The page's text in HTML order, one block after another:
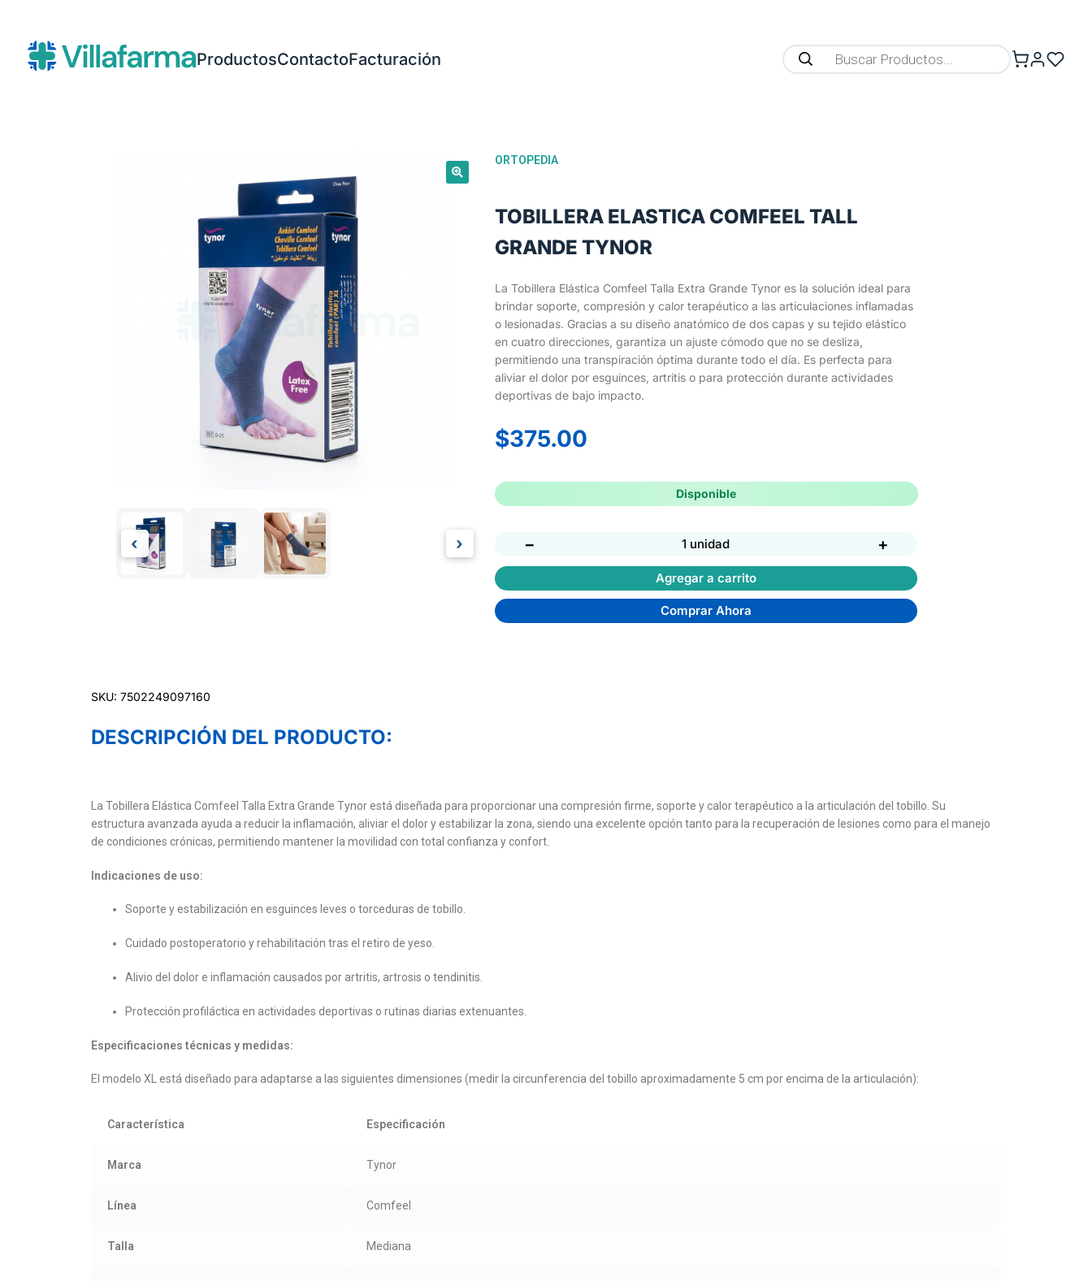
ProductosContactoFacturación
‹ ›
ORTOPEDIA
TOBILLERA ELASTICA COMFEEL TALL
GRANDE TYNOR
La Tobillera Elástica Comfeel Talla Extra Grande Tynor es la solución ideal para
brindar soporte, compresión y calor terapéutico a las articulaciones inflamadas
o lesionadas. Gracias a su diseño anatómico de dos capas y su tejido elástico
en cuatro direcciones, garantiza un ajuste cómodo que no se desliza,
permitiendo una transpiración óptima durante todo el día. Es perfecta para
aliviar el dolor por esguinces, artritis o para protección durante actividades
deportivas de bajo impacto.
$375.00
Disponible
− 1 unidad +
Agregar a carrito
Comprar Ahora
SKU: 7502249097160
DESCRIPCIÓN DEL PRODUCTO:
La Tobillera Elástica Comfeel Talla Extra Grande Tynor está diseñada para proporcionar una compresión firme, soporte y calor terapéutico a la articulación del tobillo. Su
estructura avanzada ayuda a reducir la inflamación, aliviar el dolor y estabilizar la zona, siendo una excelente opción tanto para la recuperación de lesiones como para el manejo
de condiciones crónicas, permitiendo mantener la movilidad con total confianza y confort.
Indicaciones de uso:
Soporte y estabilización en esguinces leves o torceduras de tobillo.
Cuidado postoperatorio y rehabilitación tras el retiro de yeso.
Alivio del dolor e inflamación causados por artritis, artrosis o tendinitis.
Protección profiláctica en actividades deportivas o rutinas diarias extenuantes.
Especificaciones técnicas y medidas:
El modelo XL está diseñado para adaptarse a las siguientes dimensiones (medir la circunferencia del tobillo aproximadamente 5 cm por encima de la articulación):
Característica Especificación
Marca Tynor
Línea Comfeel
Talla Mediana